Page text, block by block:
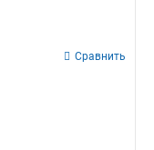
Сравнить